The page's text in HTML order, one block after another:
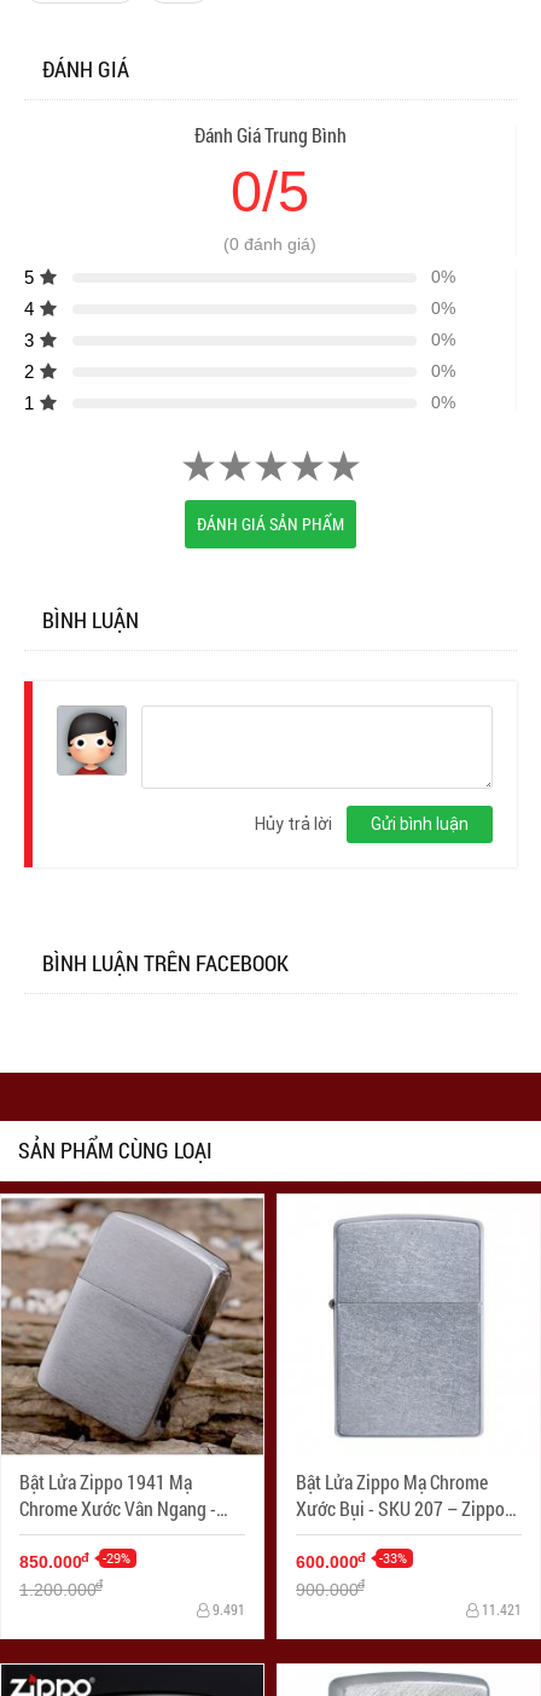
ĐÁNH GIÁ
Đánh Giá Trung Bình
0/5
(0 đánh giá)
5 0%
4 0%
3 0%
2 0%
1 0%
ĐÁNH GIÁ SẢN PHẨM
BÌNH LUẬN
Gửi bình luận
Hủy trả lời
BÌNH LUẬN TRÊN FACEBOOK
SẢN PHẨM CÙNG LOẠI
Bật Lửa Zippo 1941 Mạ
Chrome Xước Vân Ngang -
SKU 1941 – Zippo Replica
1941 Brushed Chrome
850.000đ -29%
1.200.000đ
9.491
Bật Lửa Zippo Mạ Chrome
Xước Bụi - SKU 207 – Zippo
Street Chrome
600.000đ -33%
900.000đ
11.421